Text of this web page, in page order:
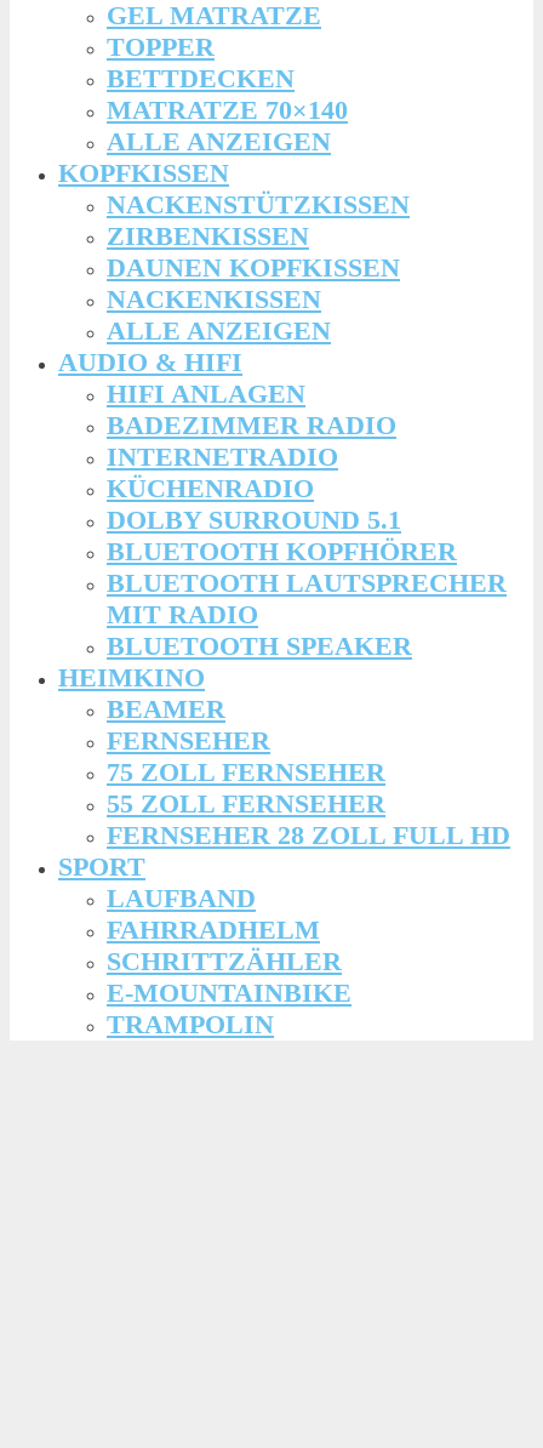
GEL MATRATZE
TOPPER
BETTDECKEN
MATRATZE 70×140
ALLE ANZEIGEN
KOPFKISSEN
NACKENSTÜTZKISSEN
ZIRBENKISSEN
DAUNEN KOPFKISSEN
NACKENKISSEN
ALLE ANZEIGEN
AUDIO & HIFI
HIFI ANLAGEN
BADEZIMMER RADIO
INTERNETRADIO
KÜCHENRADIO
DOLBY SURROUND 5.1
BLUETOOTH KOPFHÖRER
BLUETOOTH LAUTSPRECHER
MIT RADIO
BLUETOOTH SPEAKER
HEIMKINO
BEAMER
FERNSEHER
75 ZOLL FERNSEHER
55 ZOLL FERNSEHER
FERNSEHER 28 ZOLL FULL HD
SPORT
LAUFBAND
FAHRRADHELM
SCHRITTZÄHLER
E-MOUNTAINBIKE
TRAMPOLIN